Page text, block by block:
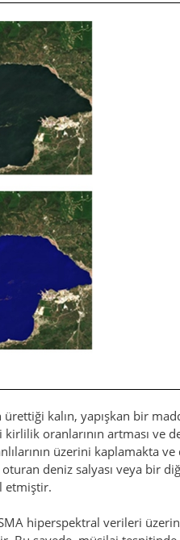
kalın, yapışkan bir
kirlilik oranlarının artması ve
üzerini kaplamakta ve
deniz salyası veya bir
etmiştir.
hiperspektral verileri